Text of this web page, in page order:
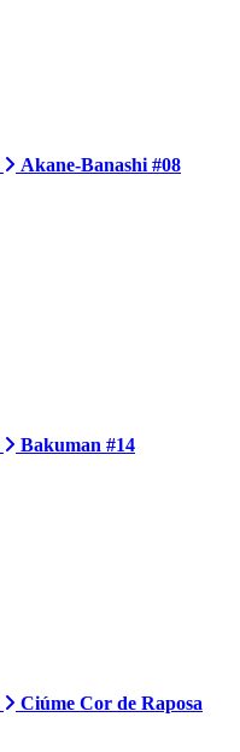
Akane-Banashi #08
Bakuman #14
Ciúme Cor de Raposa